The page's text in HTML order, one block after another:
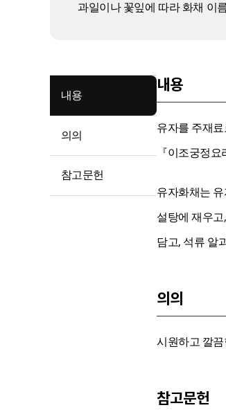
과일이나 꽃잎에 따라 화채 이
내용
의의
참고문헌
내용
유자를 주재
『이조궁정
유자화채는
설탕에 재우
담고, 석류 알
의의
시원하고 깔
참고문헌